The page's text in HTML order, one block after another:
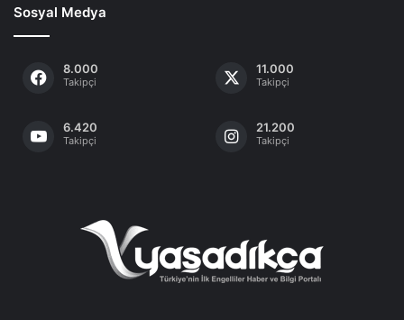
Sosyal Medya
8.000
Takipçi
11.000
Takipçi
6.420
Takipçi
21.200
Takipçi